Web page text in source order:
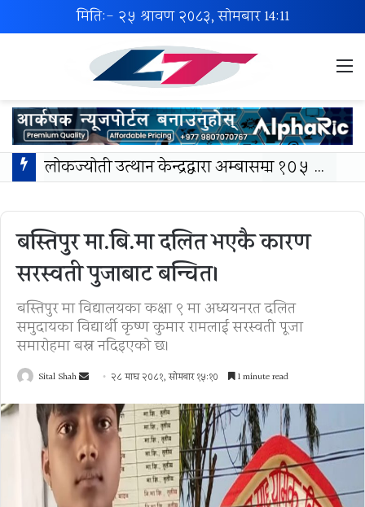
मिति:- २५ श्रावण २०८३, सोमबार14:11
लोकज्योती उत्थान केन्द्रद्वारा अम्बासमा १०५ विपन्न विद्यार्थीलाई शैक्षिक तथा खेलकुद सामग्री वितरण
बस्तिपुर मा.बि.मा दलित भएकै कारण
सरस्वती पुजाबाट बन्चित।
बस्तिपुर मा विद्यालयका कक्षा ९ मा अध्ययनरत दलित
समुदायका विद्यार्थी कृष्ण कुमार रामलाई सरस्वती पूजा
समारोहमा बस्न नदिइएको छ।
Sital Shah
Send
email
२८ माघ २०८१, सोमबार १५:१० 1 minute read